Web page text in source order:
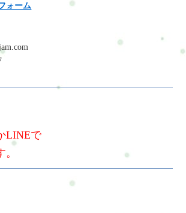
ォーム
LINEで